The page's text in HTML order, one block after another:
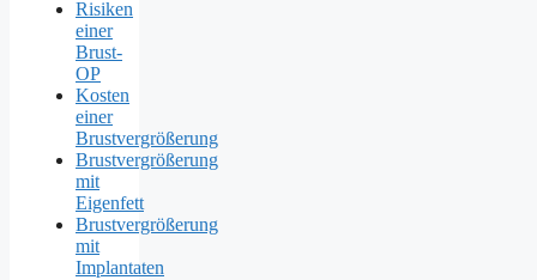
Risiken
einer
Brust-
OP
Kosten
einer
Brustvergrößerung
Brustvergrößerung
mit
Eigenfett
Brustvergrößerung
mit
Implantaten